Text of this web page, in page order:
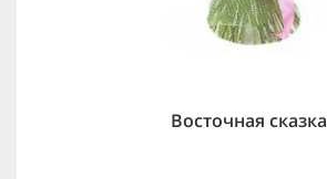
Восточная сказка